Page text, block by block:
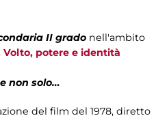
II grado nell'ambito
Volto, potere e identità
non solo…
del film del 1978, diretto